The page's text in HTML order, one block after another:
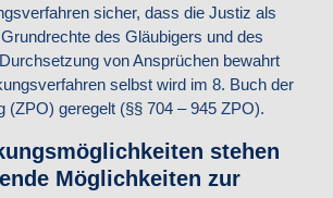
sicher, dass die Justiz als
des Gläubigers und des
von Ansprüchen bewahrt
selbst wird im 8. Buch der
(ZPO) geregelt (§§ 704 – 945 ZPO).
stehen
Möglichkeiten zur